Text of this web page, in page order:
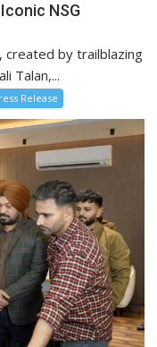
NSG
created by trailblazing
Talan,...
Release